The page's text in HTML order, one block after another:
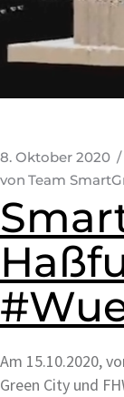
8. Oktober 2020
von Team
Am 15.10.2020,
Green City und